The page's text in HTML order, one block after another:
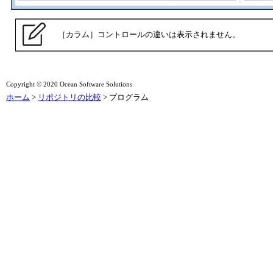
［カラム］コントロールの違いは表示されません。
Copyright © 2020 Ocean Software Solutions
ホーム > リポジトリの比較 > プログラム